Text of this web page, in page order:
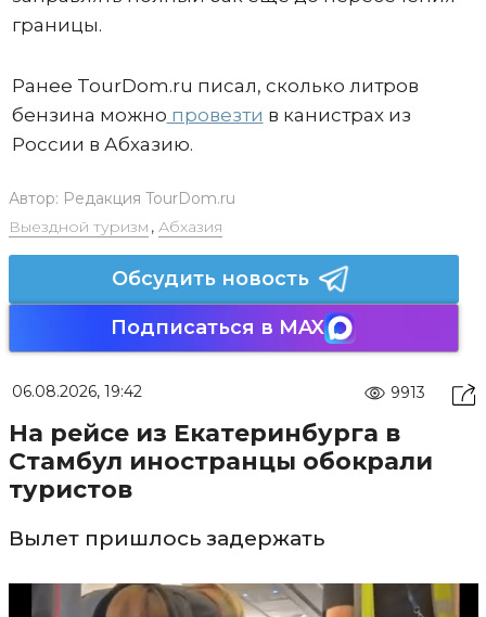
границы.
Ранее TourDom.ru писал, сколько литров
бензина можно провезти в канистрах из
России в Абхазию.
Автор: Редакция TourDom.ru
Выездной туризм , Абхазия
Обсудить новость
Подписаться в MAX
06.08.2026, 19:42 9913
На рейсе из Екатеринбурга в
Стамбул иностранцы обокрали
туристов
Вылет пришлось задержать